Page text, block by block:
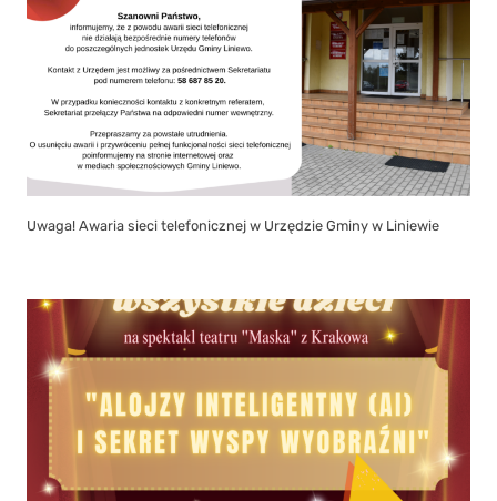
Uwaga! Awaria sieci telefonicznej w Urzędzie Gminy w Liniewie